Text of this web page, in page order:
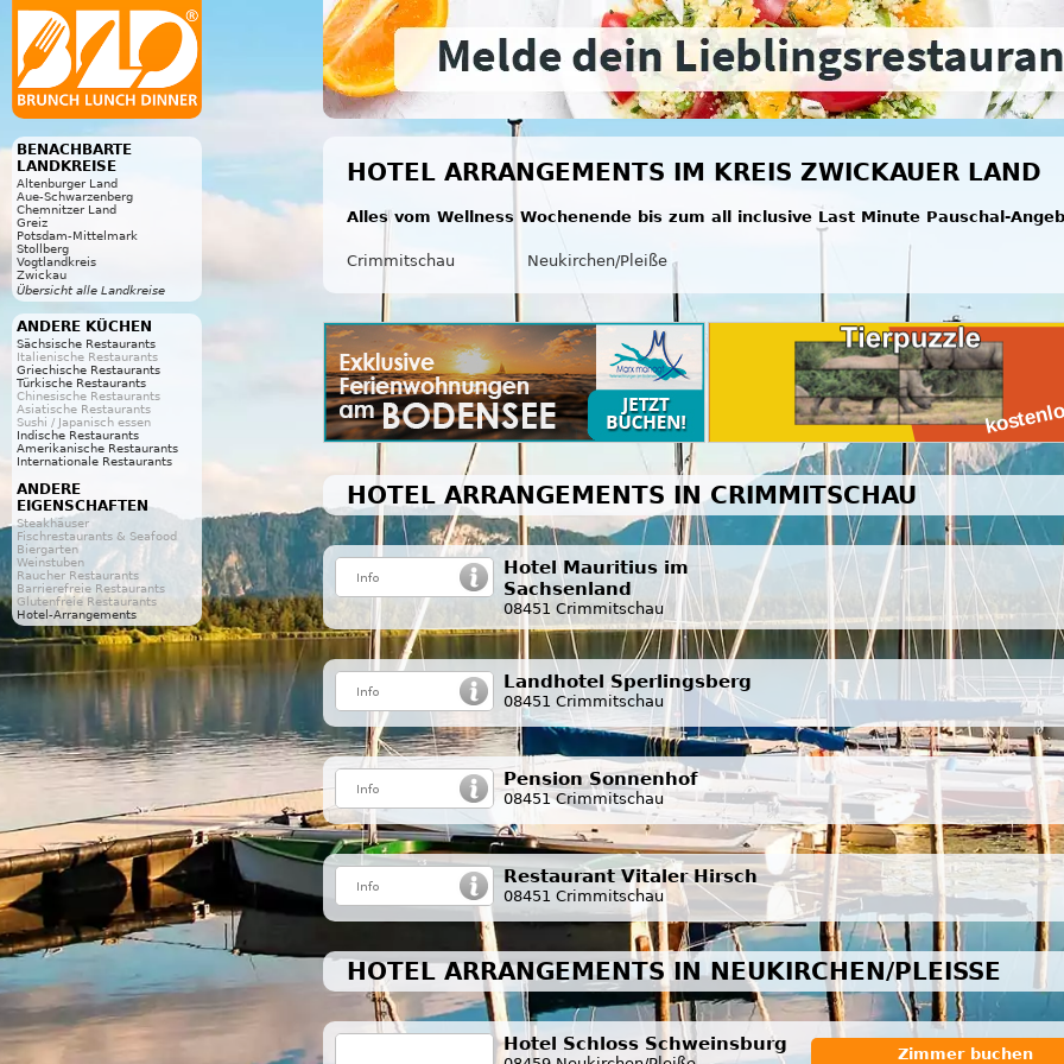
BENACHBARTE
LANDKREISE
Altenburger Land
Aue-Schwarzenberg
Chemnitzer Land
Greiz
Potsdam-Mittelmark
Stollberg
Vogtlandkreis
Zwickau
Übersicht alle Landkreise
ANDERE KÜCHEN
Sächsische Restaurants
Italienische Restaurants
Griechische Restaurants
Türkische Restaurants
Chinesische Restaurants
Asiatische Restaurants
Sushi / Japanisch essen
Indische Restaurants
Amerikanische Restaurants
Internationale Restaurants
ANDERE
EIGENSCHAFTEN
Steakhäuser
Fischrestaurants & Seafood
Biergarten
Weinstuben
Raucher Restaurants
Barrierefreie Restaurants
Glutenfreie Restaurants
Hotel-Arrangements
HOTEL ARRANGEMENTS IM KREIS ZWICKAUER LAND
Alles vom Wellness Wochenende bis zum all inclusive Last Minute Pauschal-
Crimmitschau Neukirchen/Pleiße
HOTEL ARRANGEMENTS IN CRIMMITSCHAU
Hotel Mauritius im
Sachsenland
08451 Crimmitschau
Landhotel Sperlingsberg
08451 Crimmitschau
Pension Sonnenhof
08451 Crimmitschau
Restaurant Vitaler Hirsch
08451 Crimmitschau
HOTEL ARRANGEMENTS IN NEUKIRCHEN/PLEISSE
Hotel Schloss Schweinsburg Zimmer buchen